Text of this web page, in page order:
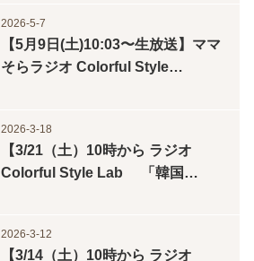
2026-5-7
【5月9日(土)10:03〜生放送】ママ
そらラジオ Colorful Style…
2026-3-18
【3/21（土）10時から ラジオ
Colorful Style Lab 「韓国…
2026-3-12
【3/14（土）10時から ラジオ